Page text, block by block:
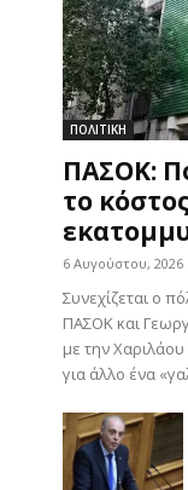
ΠΟΛΙΤΙΚΗ
ΠΑΣΟΚ:
το
6 Αυγούστου, 2026
Συνεχίζεται ο
ΠΑΣΟΚ και
με την Χαριλάου
για άλλο ένα